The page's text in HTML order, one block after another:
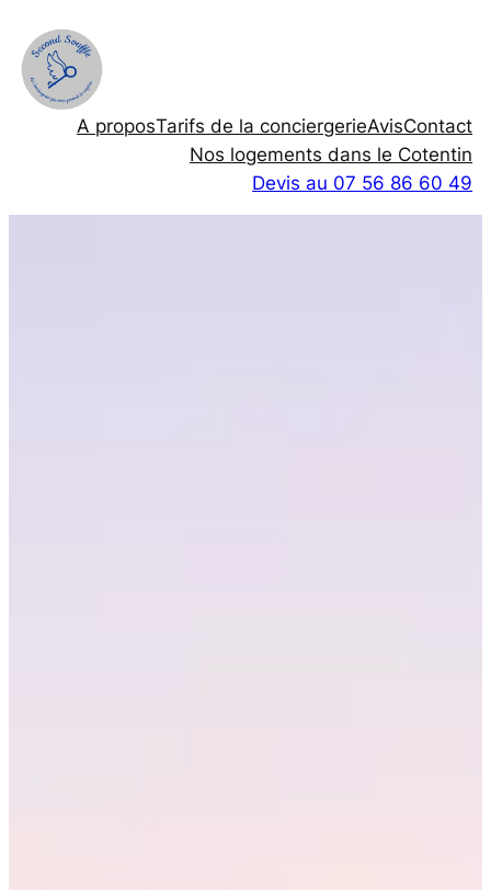
au
contenu
A proposTarifs de la conciergerieAvisContact
Nos logements dans le Cotentin
Devis au 07 56 86 60 49